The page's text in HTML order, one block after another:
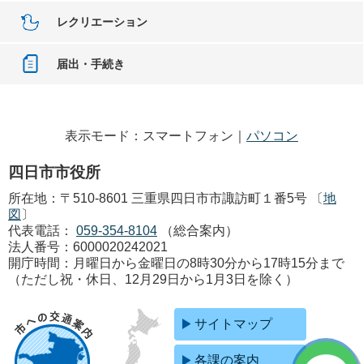
レクリエーション
届出・手続き
表示モード：スマートフォン｜ パソコン
四日市市役所
所在地：〒510-8601 三重県四日市市諏訪町１番5号 〔地
図 〕
代表電話：
059-354-8104
（総合案内）
法人番号：6000020242021
開庁時間：月曜日から金曜日の8時30分から17時15分まで
（ただし祝・休日、12月29日から1月3日を除く）
サイトマップ
各課の案内